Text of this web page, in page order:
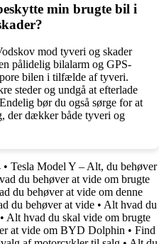
min brugte bil i
mod tyveri og skader
pålidelig bilalarm og GPS-
bilen i tilfælde af tyveri.
steder og undgå at efterlade
bør du også sørge for at
der dækker både tyveri og
• Tesla Model Y – Alt, du behøver
du behøver at vide om brugte
du behøver at vide om denne
du behøver at vide • Alt hvad du
Alt hvad du skal vide om brugte
at vide om BYD Dolphin • Find